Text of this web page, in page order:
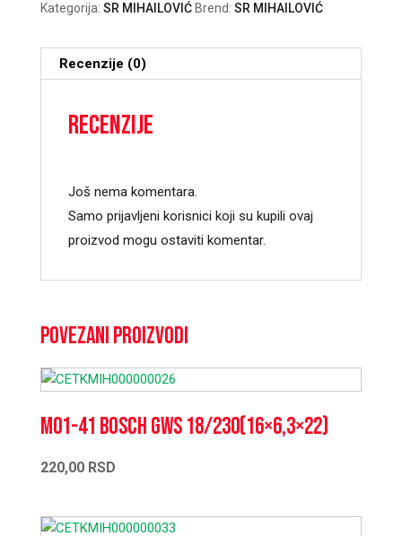
količina
Kategorija: SR MIHAILOVIĆ Brend: SR MIHAILOVIĆ
Recenzije (0)
Recenzije
Još nema komentara.
Samo prijavljeni korisnici koji su kupili ovaj
proizvod mogu ostaviti komentar.
Povezani proizvodi
M01-41 Bosch GWS 18/230(16×6,3×22)
220,00 RSD